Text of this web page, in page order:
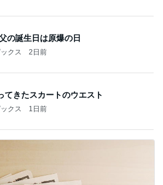
の誕生日は原爆の日
クス 2日前
てきたスカートのウエスト
クス 1日前